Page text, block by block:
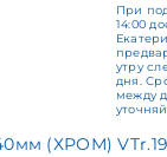
При
14:00
утру
дня.
между
(ХРОМ)